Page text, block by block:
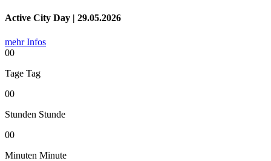
Active City Day | 29.05.2026
mehr Infos
00
Tage Tag
00
Stunden Stunde
00
Minuten Minute